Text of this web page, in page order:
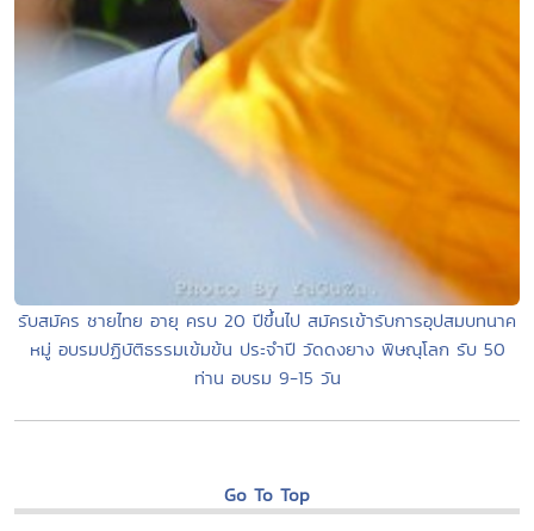
รับสมัคร ชายไทย อายุ ครบ 20 ปีขึ้นไป สมัครเข้ารับการอุปสมบทนาค
หมู่ อบรมปฏิบัติธรรมเข้มข้น ประจำปี วัดดงยาง พิษณุโลก รับ 50
ท่าน อบรม 9-15 วัน
Go To Top